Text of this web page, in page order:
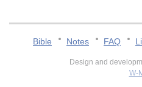
Bible Notes FAQ
Design and
W-